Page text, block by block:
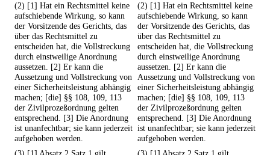
(2) [1] Hat ein Rechtsmittel keine
aufschiebende Wirkung, so kann
der Vorsitzende des Gerichts, das
über das Rechtsmittel zu
entscheiden hat, die Vollstreckung
durch einstweilige Anordnung
aussetzen. [2] Er kann die
Aussetzung und Vollstreckung von
einer Sicherheitsleistung abhängig
machen; [die] §§ 108, 109, 113
der Zivilprozeßordnung gelten
entsprechend. [3] Die Anordnung
ist unanfechtbar; sie kann jederzeit
aufgehoben werden.
(2) [1] Hat ein Rechtsmittel keine
aufschiebende Wirkung, so kann
der Vorsitzende des Gerichts, das
über das Rechtsmittel zu
entscheiden hat, die Vollstreckung
durch einstweilige Anordnung
aussetzen. [2] Er kann die
Aussetzung und Vollstreckung von
einer Sicherheitsleistung abhängig
machen; [die] §§ 108, 109, 113
der Zivilprozeßordnung gelten
entsprechend. [3] Die Anordnung
ist unanfechtbar; sie kann jederzeit
aufgehoben werden.